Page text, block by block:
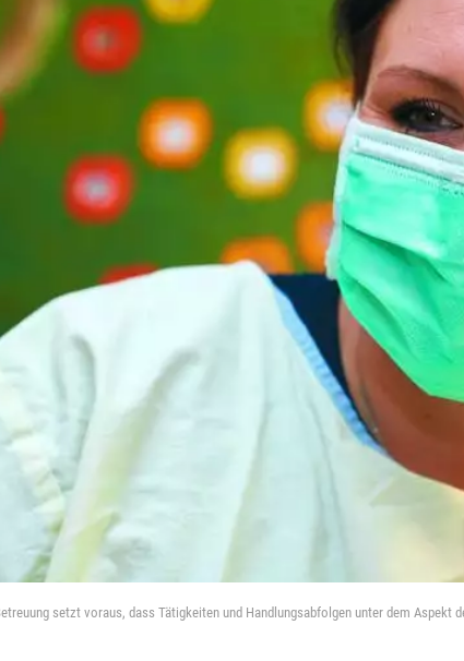
setzt voraus, dass Tätigkeiten und Handlungsabfolgen unter dem